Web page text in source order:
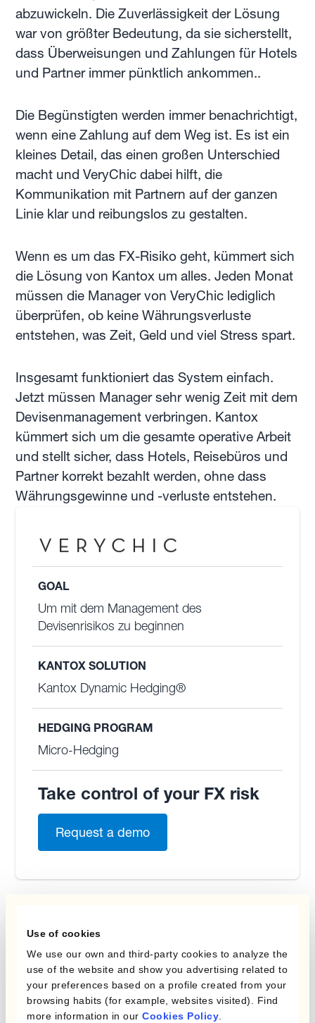
Use of cookies
We use our own and third-party cookies to analyze the
use of the website and show you advertising related to
your preferences based on a profile created from your
browsing habits (for example, websites visited). Find
more information in our Cookies Policy
GOAL
Um mit dem Management des
Devisenrisikos zu beginnen
KANTOX SOLUTION
Kantox Dynamic Hedging®
HEDGING PROGRAM
Micro-Hedging
Take control of your FX risk
Request a demo
abzuwickeln. Die Zuverlässigkeit der Lösung
war von größter Bedeutung, da sie sicherstellt,
dass Überweisungen und Zahlungen für Hotels
und Partner immer pünktlich ankommen..
Die Begünstigten werden immer benachrichtigt,
wenn eine Zahlung auf dem Weg ist. Es ist ein
kleines Detail, das einen großen Unterschied
macht und VeryChic dabei hilft, die
Kommunikation mit Partnern auf der ganzen
Linie klar und reibungslos zu gestalten.
Wenn es um das FX-Risiko geht, kümmert sich
die Lösung von Kantox um alles. Jeden Monat
müssen die Manager von VeryChic lediglich
überprüfen, ob keine Währungsverluste
entstehen, was Zeit, Geld und viel Stress spart.
Insgesamt funktioniert das System einfach.
Jetzt müssen Manager sehr wenig Zeit mit dem
Devisenmanagement verbringen. Kantox
kümmert sich um die gesamte operative Arbeit
und stellt sicher, dass Hotels, Reisebüros und
Partner korrekt bezahlt werden, ohne dass
Währungsgewinne und -verluste entstehen.
More Customer Stories